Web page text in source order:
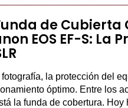
Funda de
EOS EF-S: La
la protección del
óptimo. Entre los
la funda de cobertura. Hoy